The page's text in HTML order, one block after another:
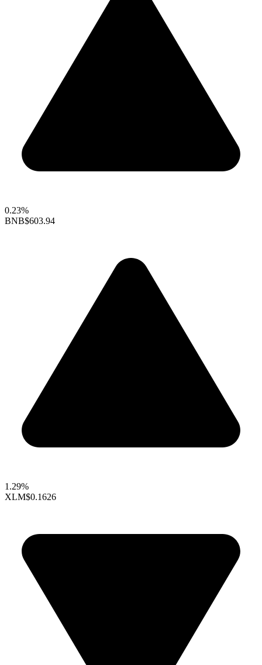
0.23%
BNB$603.94
1.29%
XLM$0.1626